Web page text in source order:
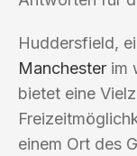
Huddersfield,
Manchester im
bietet eine
einem Ort des